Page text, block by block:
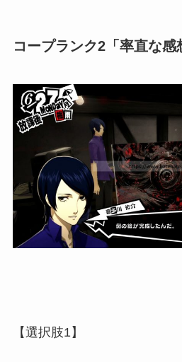
コープランク2「率直な感
【選択肢1】